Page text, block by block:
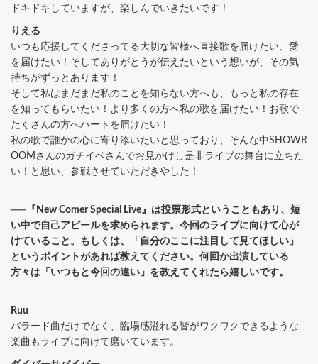
ドキドキしていますが、楽しんでいきたいです！
りえる
いつも応援してくださってる大切な皆様へ直接歌を届けたい、愛
を届けたい！そしてありがとうが伝えたいという想いが、その気
持ちがずっとあります！
そして私はまだまだ私のことを知らない方へも、もっと私の存在
を知ってもらいたい！より多くの方へ私の歌を届けたい！お歌で
たくさんの方へハートを届けたい！
私の歌で誰かの心に寄り添いたいと思っており、そんな中SHOWR
OOMさんのガチイベさんでお見かけし是非ライブの舞台に立ちた
い！と思い、参戦させていただきやした！
──『New Comer Special Live』は投票形式ということもあり、短
い中で自己アピールを求められます。今回のライブに向けて心が
けていること。もしくは、「自分のここに注目して見てほしい」
というポイントがあれば教えてください。何回か出演している
方々は「いつもと今回の違い」を教えてくれたら嬉しいです。
Ruu
バラード曲だけでなく、臨場感溢れる皆がワクワクできるような
楽曲もライブに向けて磨いています。